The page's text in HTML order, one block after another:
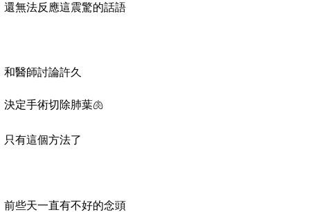
還無法反應這震驚的話語
和醫師討論許久
決定手術切除肺葉🫁
只有這個方法了
前些天一直有不好的念頭